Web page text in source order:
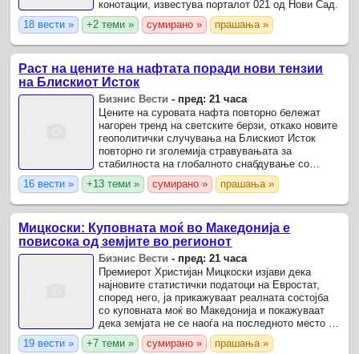
конотации, известува порталот 021 од Нови Сад.
18 вести »
+2 теми » сумирано » прашања »
Раст на цените на нафтата поради нови тензии
на Блискиот Исток
Бизнис Вести - пред: 21 часа
Цените на суровата нафта повторно бележат
нагорен тренд на светските берзи, откако новите
геополитички случувања на Блискиот Исток
повторно ги зголемија стравувањата за
стабилноста на глобалното снабдување со
енергенси.
16 вести » +13 теми » сумирано » прашања »
Мицкоски: Куповната моќ во Македонија е
повисока од земјите во регионот
Бизнис Вести - пред: 21 часа
Премиерот Христијан Мицкоски изјави дека
најновите статистички податоци на Евростат,
според него, ја прикажуваат реалната состојба
со куповната моќ во Македонија и покажуваат
дека земјата не се наоѓа на последното место во
Европа.
19 вести » +7 теми » сумирано » прашања »